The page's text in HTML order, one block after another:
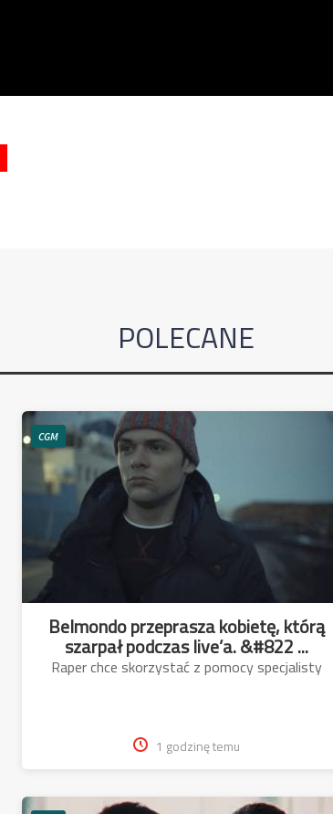
POLECANE
CGM
Belmondo przeprasza kobietę, którą
szarpał podczas live’a. &#822 ...
Raper chce skorzystać z pomocy specjalisty
1 godzinę temu